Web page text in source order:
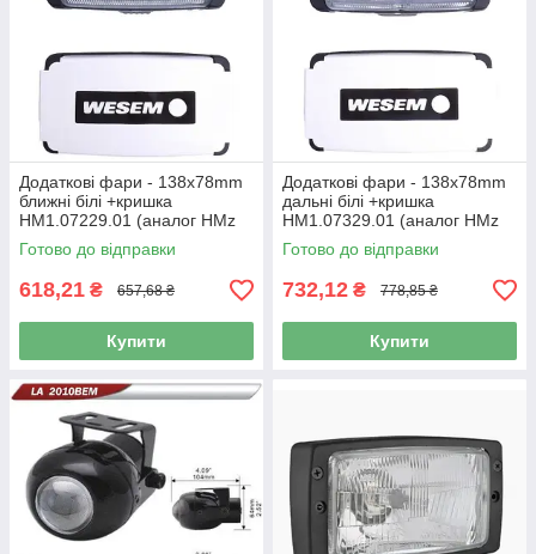
Додаткові фари - 138х78mm
ближні білі +кришка
HM1.07229.01 (аналог НМz
080.31) "WESEM" (1шт./уп.)
Готово до відправки
618,21 ₴ 657,68 ₴
Купити
Додаткові фари - 138х78mm
дальні білі +кришка
HM1.07329.01 (аналог HMz
081.31) "WESEM" (1шт./уп.)
Готово до відправки
732,12 ₴ 778,85 ₴
Купити